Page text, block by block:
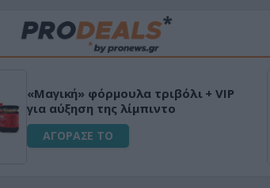
«Μαγική» φόρμουλα τριβόλι + VIP
για αύξηση της λίμπιντο
ΑΓΟΡΑΣΕ ΤΟ